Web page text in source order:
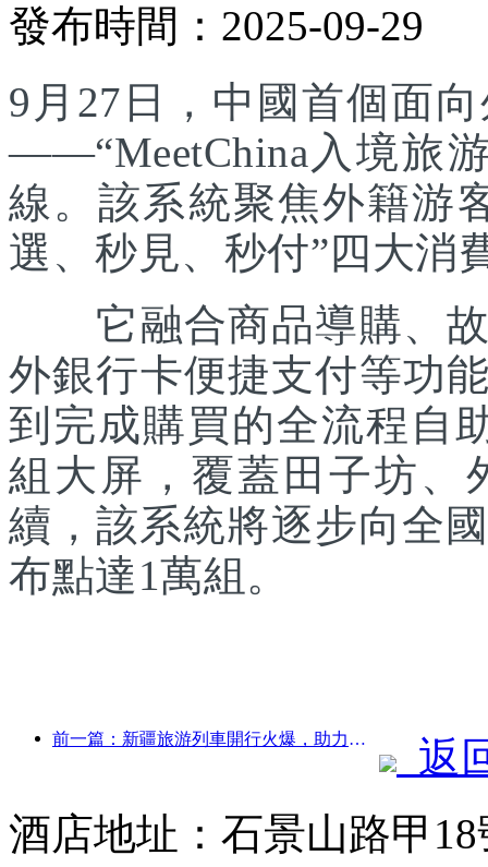
發布時間：2025-09-29
9月27日，中國首個面
——“MeetChina入境旅
線。該系統聚焦外籍游
選、秒見、秒付”四大消
它融合商品導購、故
外銀行卡便捷支付等功
到完成購買的全流程自
組大屏，覆蓋田子坊、
續，該系統將逐步向全
布點達1萬組。
前一篇：新疆旅游列車開行火爆，助力文旅經濟蓬勃發展
返
酒店地址：石景山路甲